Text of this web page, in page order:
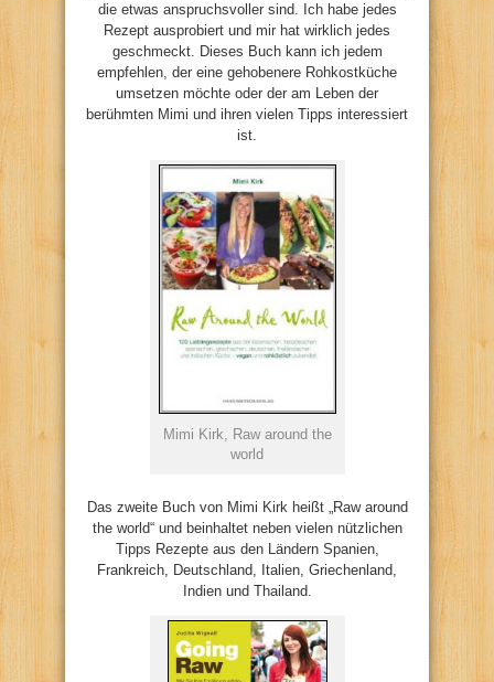
die etwas anspruchsvoller sind. Ich habe jedes
Rezept ausprobiert und mir hat wirklich jedes
geschmeckt. Dieses Buch kann ich jedem
empfehlen, der eine gehobenere Rohkostküche
umsetzen möchte oder der am Leben der
berühmten Mimi und ihren vielen Tipps interessiert
ist.
Mimi Kirk, Raw around the
world
Das zweite Buch von Mimi Kirk heißt „Raw around
the world“ und beinhaltet neben vielen nützlichen
Tipps Rezepte aus den Ländern Spanien,
Frankreich, Deutschland, Italien, Griechenland,
Indien und Thailand.